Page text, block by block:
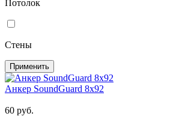
Потолок
Стены
Применить
Анкер SoundGuard 8x92
60 руб.